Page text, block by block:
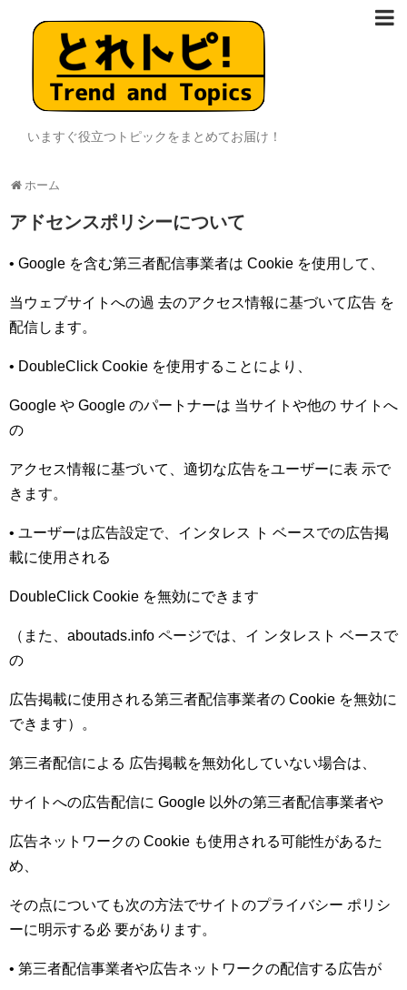
いますぐ役立つトピックをまとめてお届け！
ホーム
アドセンスポリシーについて
• Google を含む第三者配信事業者は Cookie を使用して、
当ウェブサイトへの過 去のアクセス情報に基づいて広告 を
配信します。
• DoubleClick Cookie を使用することにより、
Google や Google のパートナーは 当サイトや他の サイトへ
の
アクセス情報に基づいて、適切な広告をユーザーに表 示で
きます。
• ユーザーは広告設定で、インタレス ト ベースでの広告掲
載に使用される
DoubleClick Cookie を無効にできます
（また、aboutads.info ページでは、イ ンタレスト ベースで
の
広告掲載に使用される第三者配信事業者の Cookie を無効に
できます）。
第三者配信による 広告掲載を無効化していない場合は、
サイトへの広告配信に Google 以外の第三者配信事業者や
広告ネットワークの Cookie も使用される可能性があるた
め、
その点についても次の方法でサイトのプライバシー ポリシ
ーに明示する必 要があります。
• 第三者配信事業者や広告ネットワークの配信する広告が